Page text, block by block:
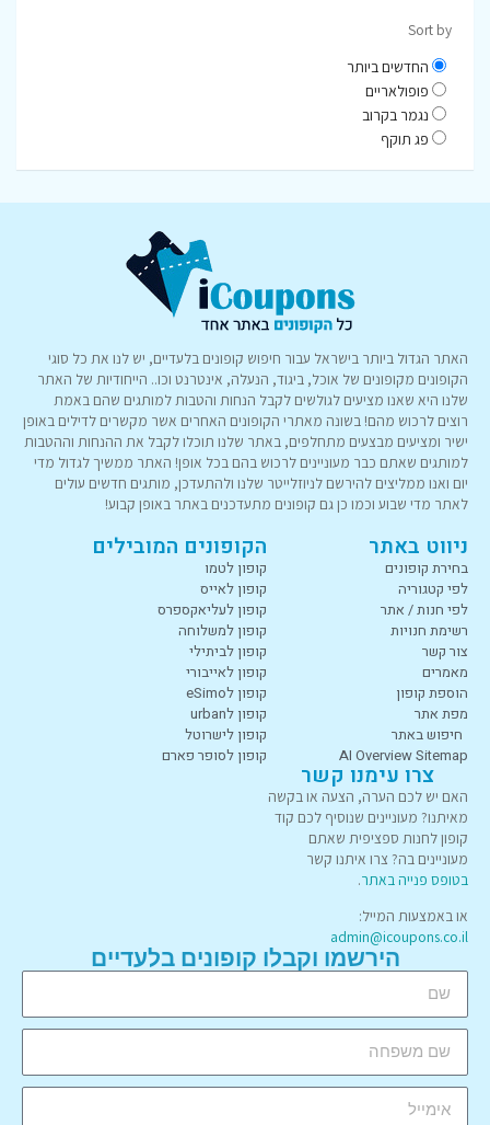
Sort by
החדשים ביותר
פופולאריים
נגמר בקרוב
פג תוקף
האתר הגדול ביותר בישראל עבור חיפוש קופונים בלעדיים, יש לנו את כל סוגי
הקופונים מקופונים של אוכל, ביגוד, הנעלה, אינטרנט וכו.. הייחודיות של האתר
שלנו היא שאנו מציעים לגולשים לקבל הנחות והטבות למותגים שהם באמת
רוצים לרכוש מהם! בשונה מאתרי הקופונים האחרים אשר מקשרים לדילים באופן
ישיר ומציעים מבצעים מתחלפים, באתר שלנו תוכלו לקבל את ההנחות וההטבות
למותגים שאתם כבר מעוניינים לרכוש בהם בכל אופן! האתר ממשיך לגדול מדי
יום ואנו ממליצים להירשם לניוזלייטר שלנו ולהתעדכן, מותגים חדשים עולים
לאתר מדי שבוע וכמו כן גם קופונים מתעדכנים באתר באופן קבוע!
ניווט באתר
בחירת קופונים
לפי קטגוריה
לפי חנות / אתר
רשימת חנויות
צור קשר
מאמרים
הוספת קופון
מפת אתר
חיפוש באתר
AI Overview Sitemap
הקופונים המובילים
קופון לטמו
קופון לאייס
קופון לעליאקספרס
קופון למשלוחה
קופון לביתילי
קופון לאייבורי
קופון לeSimo
קופון לurban
קופון לישרוטל
קופון לסופר פארם
צרו עימנו קשר
האם יש לכם הערה, הצעה או בקשה
מאיתנו? מעוניינים שנוסיף לכם קוד
קופון לחנות ספציפית שאתם
מעוניינים בה? צרו איתנו קשר
בטופס פנייה באתר.
או באמצעות המייל:
admin@icoupons.co.il
הירשמו וקבלו קופונים בלעדיים